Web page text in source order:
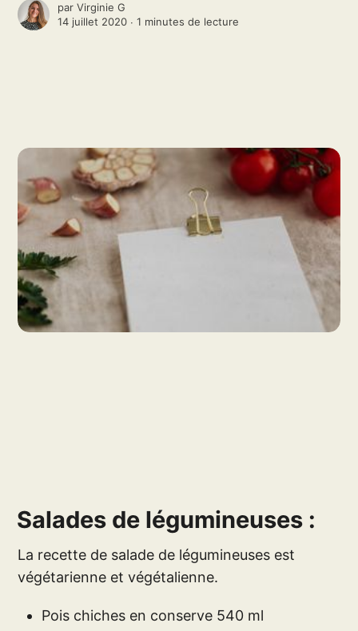
parVirginie G
14 juillet 2020 ∙1 minutes de lecture
Salades de légumineuses :
La recette de salade de légumineuses est
végétarienne et végétalienne.
Pois chiches en conserve 540 ml